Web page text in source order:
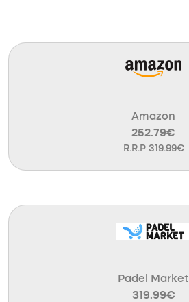
Amazon
252.79€
R.R.P 319.99€
Padel Market
319.99€